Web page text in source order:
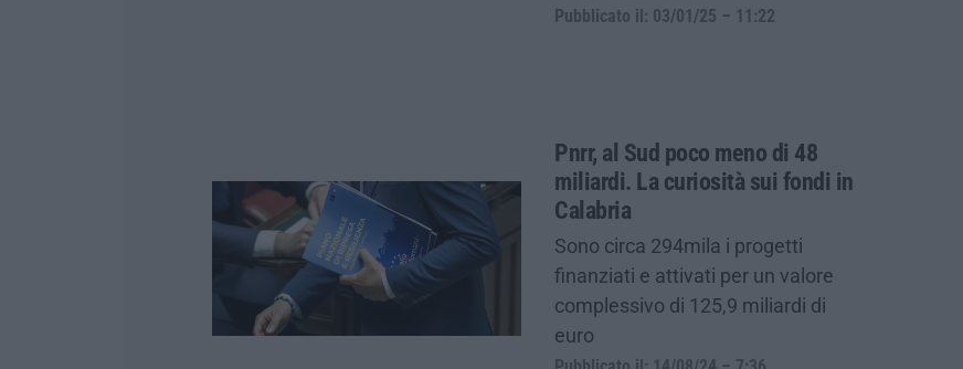
Pubblicato il: 03/01/25 – 11:22
Pnrr, al Sud poco meno di 48
miliardi. La curiosità sui fondi in
Calabria
Sono circa 294mila i progetti
finanziati e attivati per un valore
complessivo di 125,9 miliardi di
euro